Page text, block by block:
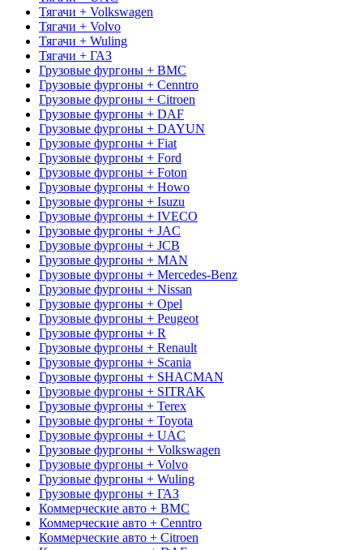
Тягачи + Volkswagen
Тягачи + Volvo
Тягачи + Wuling
Тягачи + ГАЗ
Грузовые фургоны + BMC
Грузовые фургоны + Cenntro
Грузовые фургоны + Citroen
Грузовые фургоны + DAF
Грузовые фургоны + DAYUN
Грузовые фургоны + Fiat
Грузовые фургоны + Ford
Грузовые фургоны + Foton
Грузовые фургоны + Howo
Грузовые фургоны + Isuzu
Грузовые фургоны + IVECO
Грузовые фургоны + JAC
Грузовые фургоны + JCB
Грузовые фургоны + MAN
Грузовые фургоны + Mercedes-Benz
Грузовые фургоны + Nissan
Грузовые фургоны + Opel
Грузовые фургоны + Peugeot
Грузовые фургоны + R
Грузовые фургоны + Renault
Грузовые фургоны + Scania
Грузовые фургоны + SHACMAN
Грузовые фургоны + SITRAK
Грузовые фургоны + Terex
Грузовые фургоны + Toyota
Грузовые фургоны + UAC
Грузовые фургоны + Volkswagen
Грузовые фургоны + Volvo
Грузовые фургоны + Wuling
Грузовые фургоны + ГАЗ
Коммерческие авто + BMC
Коммерческие авто + Cenntro
Коммерческие авто + Citroen